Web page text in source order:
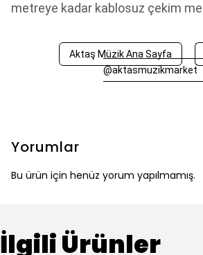
metreye kadar kablosuz çekim
Aktaş Müzik Ana Sayfa
@aktasmuzikmarket
Yorumlar
Bu ürün için henüz yorum yapılmamış.
İlgili Ürünler